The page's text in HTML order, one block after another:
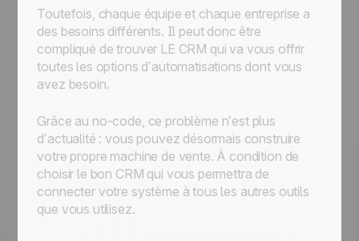
Toutefois, chaque équipe et chaque entreprise a
des besoins différents. Il peut donc être
compliqué de trouver LE CRM qui va vous offrir
toutes les options d’automatisations dont vous
avez besoin.
Grâce au no-code, ce problème n’est plus
d’actualité : vous pouvez désormais construire
votre propre machine de vente. À condition de
choisir le bon CRM qui vous permettra de
connecter votre système à tous les autres outils
que vous utilisez.